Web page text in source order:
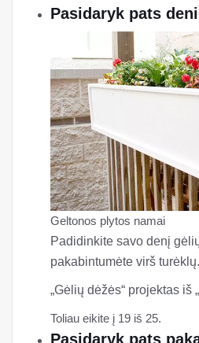
Pasidaryk pats
Geltonos plytos namai
Padidinkite savo denį
pakabintumėte virš turėklų.
„Gėlių dėžės“ projektas iš
Toliau eikite į 19 iš 25.
Pasidaryk pats